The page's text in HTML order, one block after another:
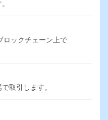
ロックチェーン上で
取引します。